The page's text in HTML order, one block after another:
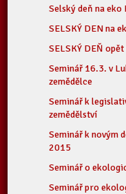
Selský deň na
SELSKÝ DEN na
SELSKÝ DEŇ opět
Seminář 16.3. v
zemědělce
Seminář k
zemědělství
Seminář k novým
2015
Seminář o
Seminář pro